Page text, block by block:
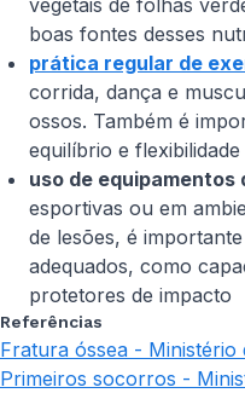
boas fontes desses
prática regular de
corrida, dança e
ossos. Também é
equilíbrio e
uso de equipamentos
esportivas ou em
de lesões, é
adequados, como
protetores de impacto
Referências
Fratura óssea - Ministério
Primeiros socorros -